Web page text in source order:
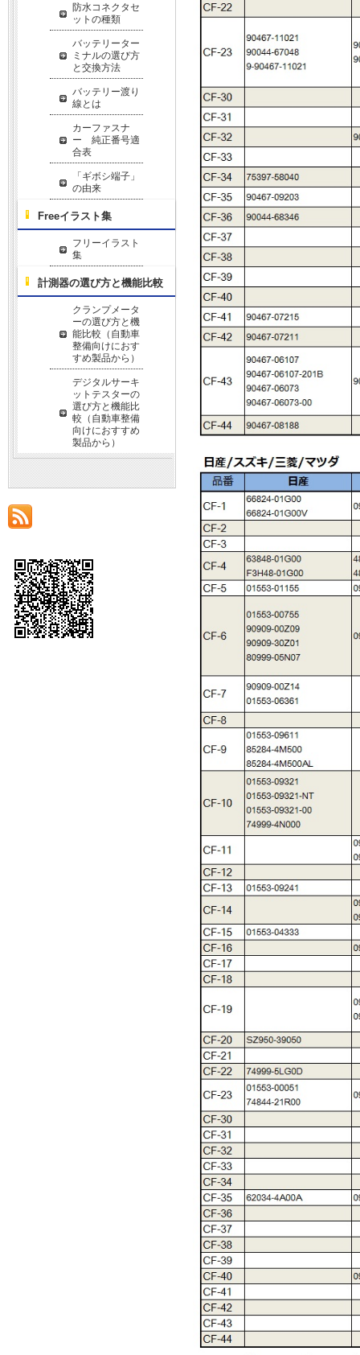
防水コネクタセ
ットの種類
バッテリーター
ミナルの選び方
と交換方法
バッテリー渡り
線とは
カーファスナ
ー 純正番号適
合表
「ギボシ端子」
の由来
Freeイラスト集
フリーイラスト
集
計測器の選び方と機能比較
クランプメータ
ーの選び方と機
能比較（自動車
整備向けにおす
すめ製品から）
デジタルサーキ
ットテスターの
選び方と機能比
較（自動車整備
向けにおすすめ
製品から）